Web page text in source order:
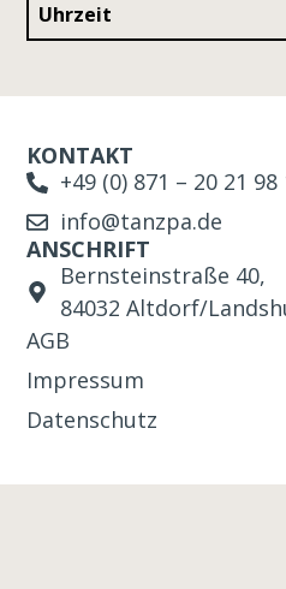
Uhrzeit
KONTAKT
+49 (0) 871 – 20 21 98
info@tanzpa.de
ANSCHRIFT
Bernsteinstraße 40,
84032 Altdorf/
AGB
Impressum
Datenschutz